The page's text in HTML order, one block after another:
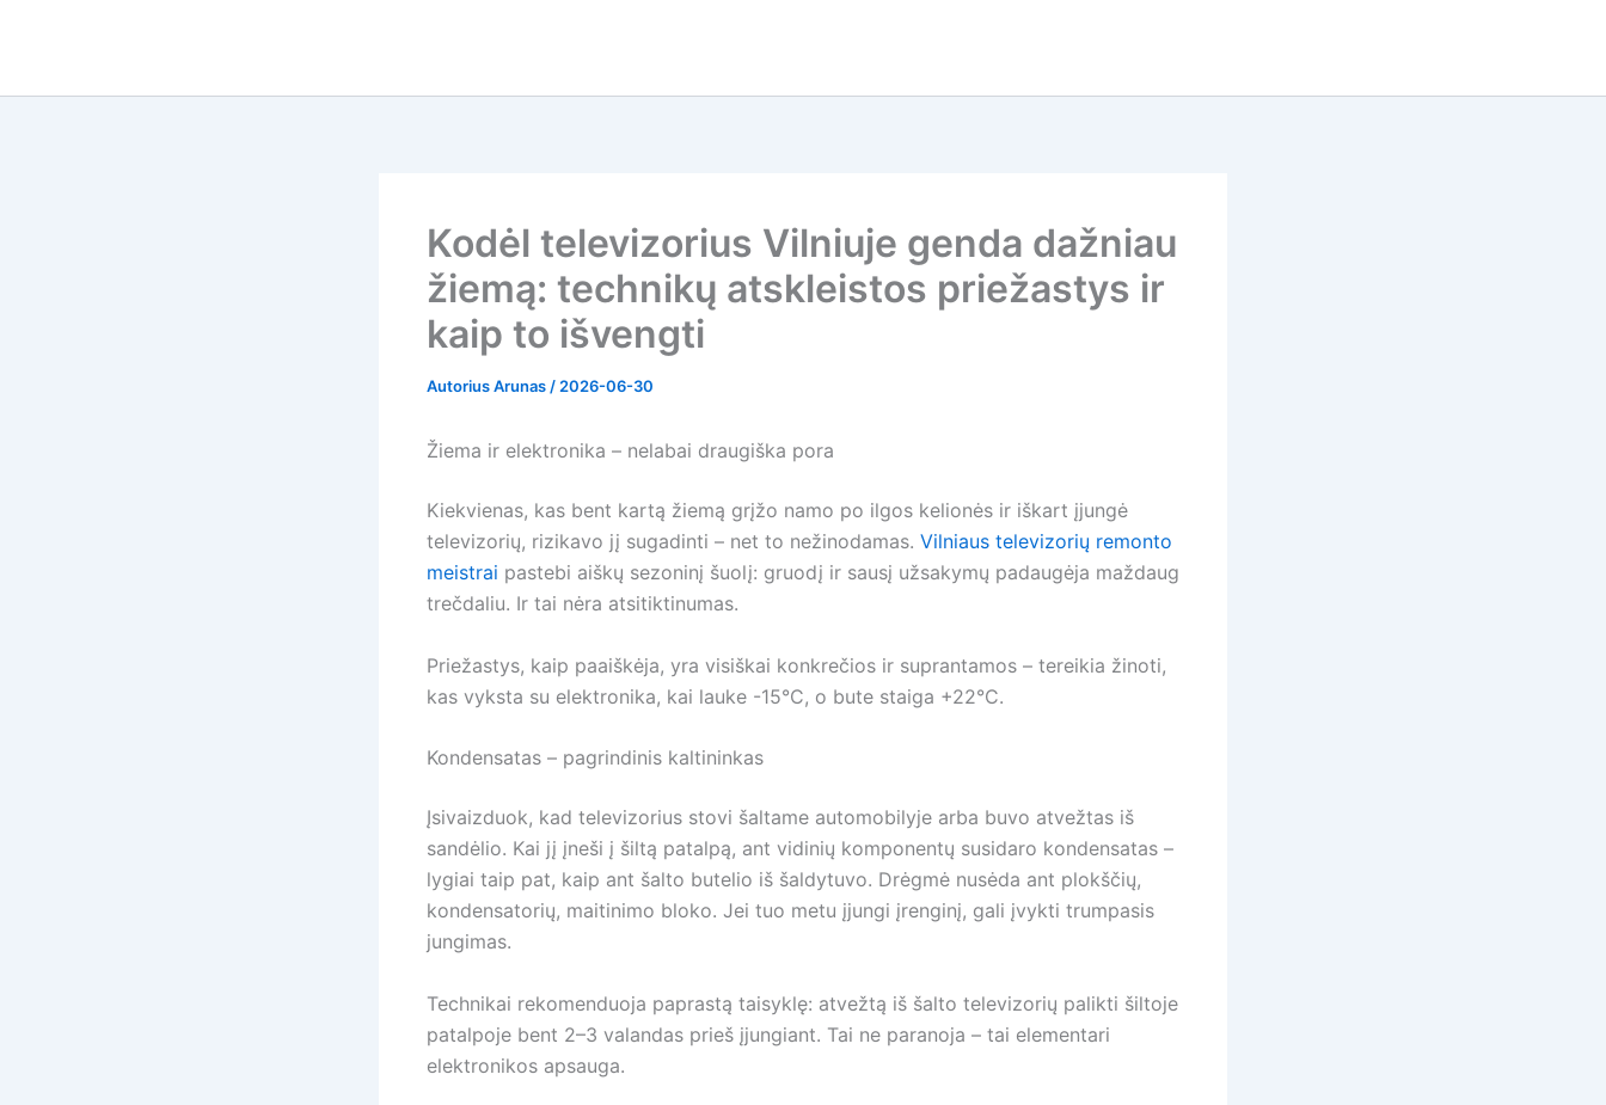
Kodėl televizorius Vilniuje genda dažniau
žiemą: technikų atskleistos priežastys ir
kaip to išvengti
AutoriusArunas / 2026-06-30
Žiema ir elektronika – nelabai draugiška pora
Kiekvienas, kas bent kartą žiemą grįžo namo po ilgos kelionės ir iškart įjungė
televizorių, rizikavo jį sugadinti – net to nežinodamas. Vilniaus televizorių remonto
meistrai pastebi aiškų sezoninį šuolį: gruodį ir sausį užsakymų padaugėja maždaug
trečdaliu. Ir tai nėra atsitiktinumas.
Priežastys, kaip paaiškėja, yra visiškai konkrečios ir suprantamos – tereikia žinoti,
kas vyksta su elektronika, kai lauke -15°C, o bute staiga +22°C.
Kondensatas – pagrindinis kaltininkas
Įsivaizduok, kad televizorius stovi šaltame automobilyje arba buvo atvežtas iš
sandėlio. Kai jį įneši į šiltą patalpą, ant vidinių komponentų susidaro kondensatas –
lygiai taip pat, kaip ant šalto butelio iš šaldytuvo. Drėgmė nusėda ant plokščių,
kondensatorių, maitinimo bloko. Jei tuo metu įjungi įrenginį, gali įvykti trumpasis
jungimas.
Technikai rekomenduoja paprastą taisyklę: atvežtą iš šalto televizorių palikti šiltoje
patalpoje bent 2–3 valandas prieš įjungiant. Tai ne paranoja – tai elementari
elektronikos apsauga.